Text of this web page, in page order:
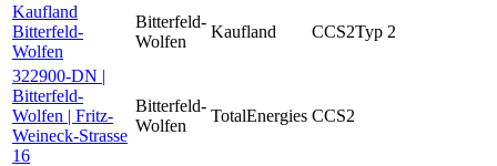
Kaufland
Bitterfeld-
Wolfen
Bitterfeld-
Wolfen
Kaufland CCS2Typ 2
322900-DN |
Bitterfeld-
Wolfen | Fritz-
Weineck-Strasse
16
Bitterfeld-
Wolfen
TotalEnergies CCS2